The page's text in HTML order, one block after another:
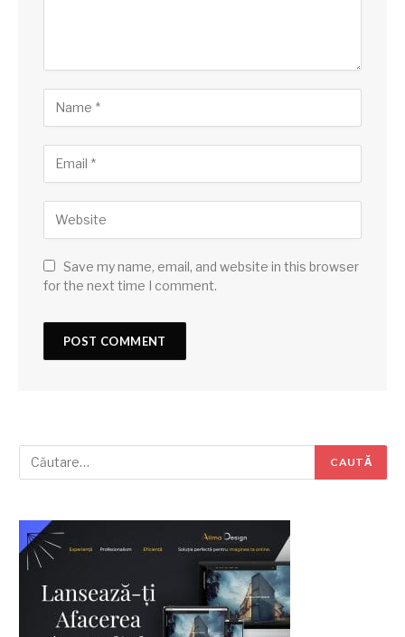
Save my name, email, and website in this browser
for the next time I comment.